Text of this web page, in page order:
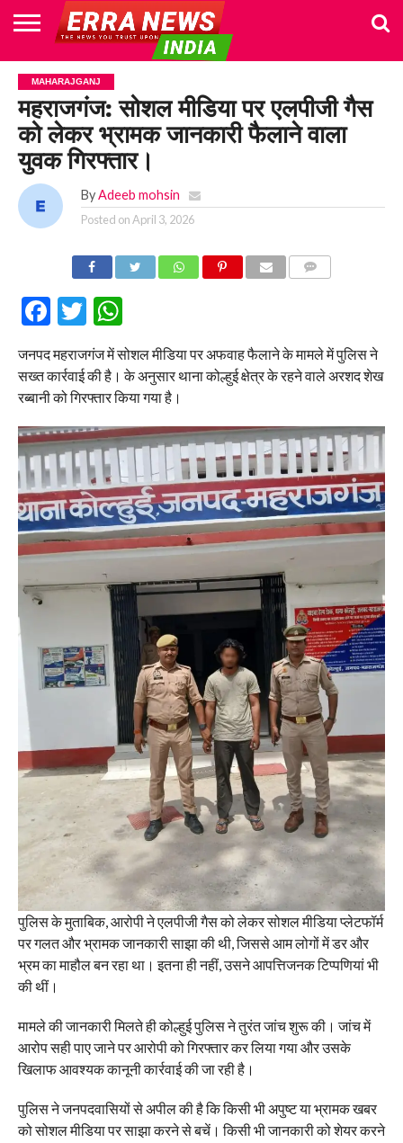
HOME
POLITICS
NEWS
BUSINESS
CULTURE
NATIONAL
SPORTS
LIFESTYLE
TRAVEL
OPINION
BREAKING
NEWS
ENTERTAINMENT
WORLD
CRIME
JOIN
US
MAHARAJGANJ
महराजगंज: सोशल मीडिया पर एलपीजी गैस
को लेकर भ्रामक जानकारी फैलाने वाला
युवक गिरफ्तार।
By Adeeb mohsin
Posted onApril 3, 2026
Facebook
Twitter
WhatsApp
जनपद महराजगंज में सोशल मीडिया पर अफवाह फैलाने के मामले में पुलिस ने
सख्त कार्रवाई की है। के अनुसार थाना कोल्हुई क्षेत्र के रहने वाले अरशद शेख
रब्बानी को गिरफ्तार किया गया है।
पुलिस के मुताबिक, आरोपी ने एलपीजी गैस को लेकर सोशल मीडिया प्लेटफॉर्म
पर गलत और भ्रामक जानकारी साझा की थी, जिससे आम लोगों में डर और
भ्रम का माहौल बन रहा था। इतना ही नहीं, उसने आपत्तिजनक टिप्पणियां भी
की थीं।
मामले की जानकारी मिलते ही कोल्हुई पुलिस ने तुरंत जांच शुरू की। जांच में
आरोप सही पाए जाने पर आरोपी को गिरफ्तार कर लिया गया और उसके
खिलाफ आवश्यक कानूनी कार्रवाई की जा रही है।
पुलिस ने जनपदवासियों से अपील की है कि किसी भी अपुष्ट या भ्रामक खबर
को सोशल मीडिया पर साझा करने से बचें। किसी भी जानकारी को शेयर करने